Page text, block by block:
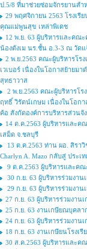
ป.5/8 ที่มาช่วยซ่อมจักรยานสำ
29 พฤศจิกายน 2563 โรงเรี
คุณแม่พูนสุข เหล่าพิเดช
12 พ.ย. 63 ผู้บริหารและคณ
น้องตังเม นร.ชั้น อ.3-3 ณ วัดแ
2 พ.ย.2563 คณะผู้บริหารโร
เวเบอร์ เนื่องในโอกาสย้ายม
สุทธาวาส
2 พ.ย.2563 คณะผู้บริหารโ
ฤทธิ์ วิรัตน์เกษม เนื่องในโอก
ค้อ สังกัดองค์การบริหารส่วนจั
14 ต.ค.2563 ผู้บริหารและ
เสม็ด จ.ชลบุรี
13 ต.ค.2563 ท่าน ผอ. สิรา
Charlyn A. Mazo กลับสู่ ประ
9 ต.ค.2563 ผู้บริหารและค
30 ก.ย. 63 ผู้บริหารร่วมงาน
29 ก.ย. 63 ผู้บริหารร่วมงา
27 ก.ย. 63 ผู้บริหารร่วมงา
25 ก.ย. 63 งานเกษียณบุคล
24 ก.ย. 63 ผู้บริหารร่วมงา
18 ก.ย. 63 งานเกษียนโรงเ
30 ส.ค.2563 ผู้บริหารและค